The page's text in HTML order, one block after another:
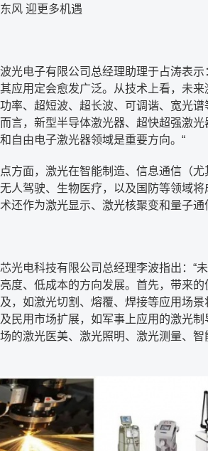
风 迎更多机遇
光电子有限公司总经理助理于占涛表示
应用定会愈发广泛。从技术上看，未
率、超短波、超长波、可调谐、宽光
言，新型半导体激光器、超快超强激光
自由电子激光器领域是重要方向。 “
方面，激光在智能制造、信息通信（尤
人驾驶、生物医疗，以及国防等领域将
还作为激光显示、激光核聚变和量子通
光电科技有限公司总经理李波指出： “
度、低成本的方向发展。首先，带来
，如激光切割、熔覆、焊接等应用场
民用市场扩展，如军事上应用的激光
的激光医美、激光照明、激光测量、